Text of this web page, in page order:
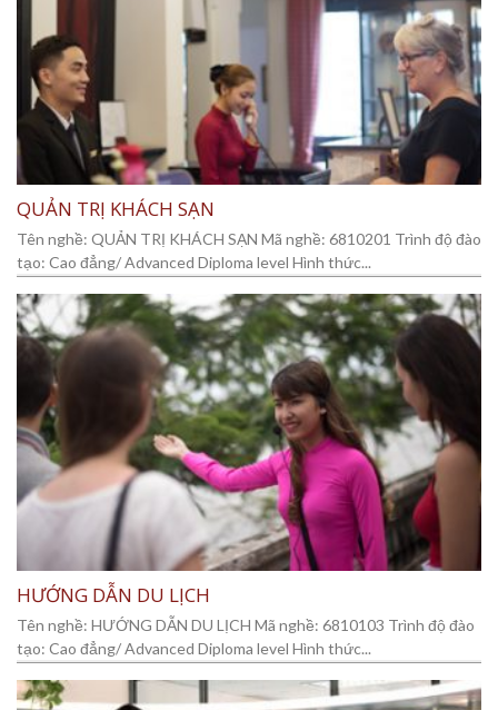
QUẢN TRỊ KHÁCH SẠN
Tên nghề: QUẢN TRỊ KHÁCH SẠN Mã nghề: 6810201 Trình độ đào
tạo: Cao đẳng/ Advanced Diploma level Hình thức...
HƯỚNG DẪN DU LỊCH
Tên nghề: HƯỚNG DẪN DU LỊCH Mã nghề: 6810103 Trình độ đào
tạo: Cao đẳng/ Advanced Diploma level Hình thức...